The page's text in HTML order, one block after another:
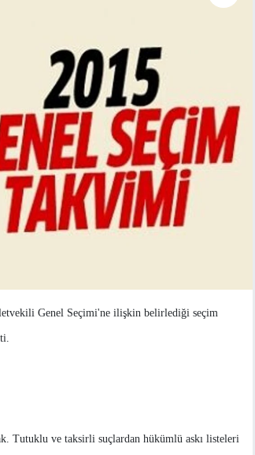
Genel Seçimi'ne ilişkin belirlediği seçim
Tutuklu ve taksirli suçlardan hükümlü askı listeleri